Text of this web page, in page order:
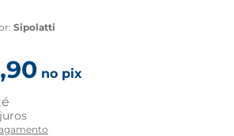
Sipolatti
,90 no pix